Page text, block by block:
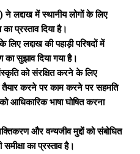
लद्दाख में स्थानीय लोगों के लिए
प्रस्ताव दिया है।
लद्दाख की पहाड़ी परिषदों में
सुझाव दिया गया है।
को संरक्षित करने के लिए
तैयार करने पर काम करने पर सहमति
आधिकारिक भाषा घोषित करना
और वन्यजीव मुद्दों को संबोधित
का प्रस्ताव है।